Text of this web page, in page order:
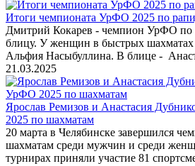
Итоги чемпионата УрФО 2025 по
Дмитрий Кокарев - чемпион УрФО
блицу. У женщин в быстрых шахматах
Альфия Насыбуллина. В блице -
21.03.2025
Ярослав Ремизов и Анастасия
2025 по шахматам
20 марта в Челябинске завершился
шахматам среди мужчин и среди
турнирах приняли участие 81